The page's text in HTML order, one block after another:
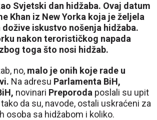
Svjetski dan hidžaba. Ovaj datum
Khan iz New Yorka koja je željela
iskustvo nošenja hidžaba.
nakon terorističkog napada
toga što nosi hidžab.
no, malo je onih koje rade u
Na adresu Parlamenta BiH,
novinari Preporoda poslali su upit
da su, navode, ostali uskraćeni za
osoba sa hidžabom i koliko.